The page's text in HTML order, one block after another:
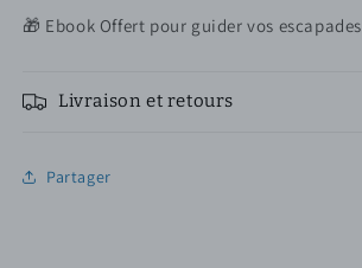
🎁 Ebook Offert pour guider vos escapades
Livraison et retours
Partager